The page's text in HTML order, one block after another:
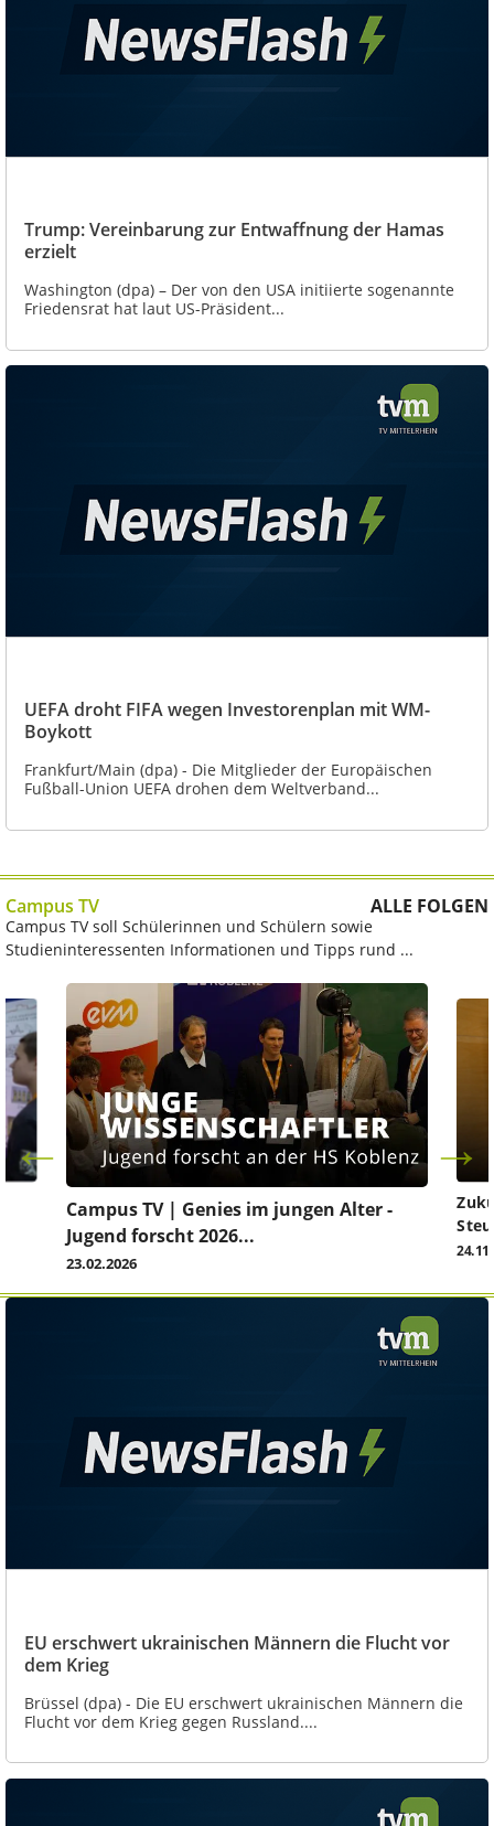
Trump: Vereinbarung zur Entwaffnung der Hamas
erzielt
Washington (dpa) – Der von den USA initiierte sogenannte
Friedensrat hat laut US-Präsident...
UEFA droht FIFA wegen Investorenplan mit WM-
Boykott
Frankfurt/Main (dpa) - Die Mitglieder der Europäischen
Fußball-Union UEFA drohen dem Weltverband...
Campus TV ALLE FOLGEN
Campus TV soll Schülerinnen und Schülern sowie
Studieninteressenten Informationen und Tipps rund ...
Campus TV | Genies im jungen Alter -
Jugend forscht 2026...
23.02.2026
EU erschwert ukrainischen Männern die Flucht vor
dem Krieg
Brüssel (dpa) - Die EU erschwert ukrainischen Männern die
Flucht vor dem Krieg gegen Russland....